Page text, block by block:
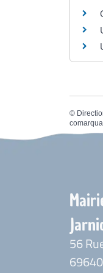
©
56